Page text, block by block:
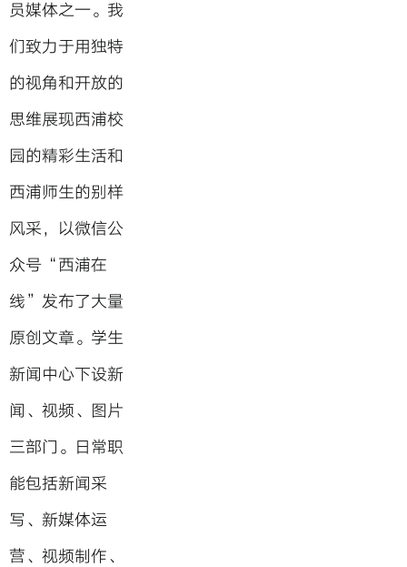
员媒体之一。我
们致力于用独特
的视角和开放的
思维展现西浦校
园的精彩生活和
西浦师生的别样
风采，以微信公
众号“西浦在
线”发布了大量
原创文章。学生
新闻中心下设新
闻、视频、图片
三部门。日常职
能包括新闻采
写、新媒体运
营、视频制作、